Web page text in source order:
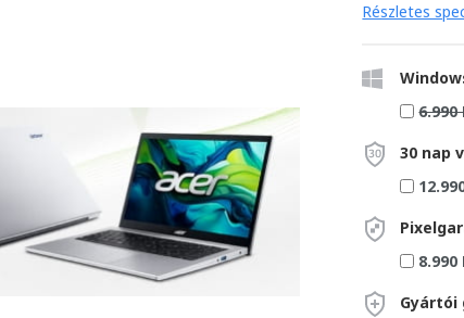
Részletes
6.990
30 nap
8.990
Gyártói